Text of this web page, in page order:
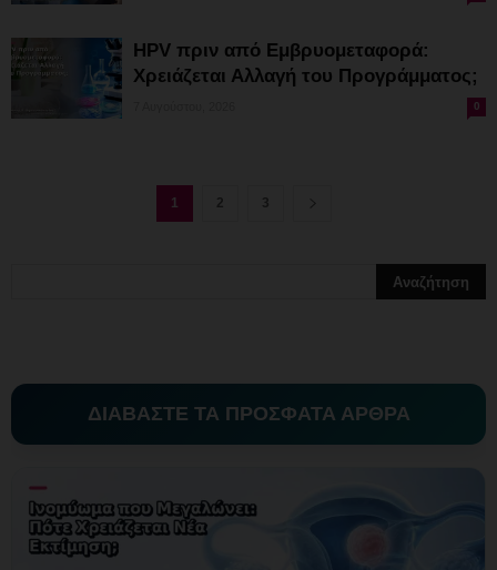
HPV πριν από Εμβρυομεταφορά:
Χρειάζεται Αλλαγή του Προγράμματος;
0
1 2 3
ΔΙΑΒΑΣΤΕ ΤΑ ΠΡΟΣΦΑΤΑ ΑΡΘΡΑ